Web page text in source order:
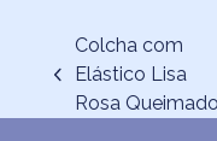
previous
post:
Colcha com
Elástico Lisa
Rosa Queimado